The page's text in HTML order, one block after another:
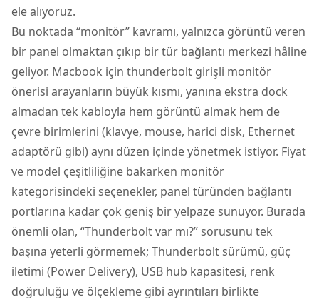
ele alıyoruz.
Bu noktada “monitör” kavramı, yalnızca görüntü veren
bir panel olmaktan çıkıp bir tür bağlantı merkezi hâline
geliyor. Macbook için thunderbolt girişli monitör
önerisi arayanların büyük kısmı, yanına ekstra dock
almadan tek kabloyla hem görüntü almak hem de
çevre birimlerini (klavye, mouse, harici disk, Ethernet
adaptörü gibi) aynı düzen içinde yönetmek istiyor. Fiyat
ve model çeşitliliğine bakarken monitör
kategorisindeki seçenekler, panel türünden bağlantı
portlarına kadar çok geniş bir yelpaze sunuyor. Burada
önemli olan, “Thunderbolt var mı?” sorusunu tek
başına yeterli görmemek; Thunderbolt sürümü, güç
iletimi (Power Delivery), USB hub kapasitesi, renk
doğruluğu ve ölçekleme gibi ayrıntıları birlikte